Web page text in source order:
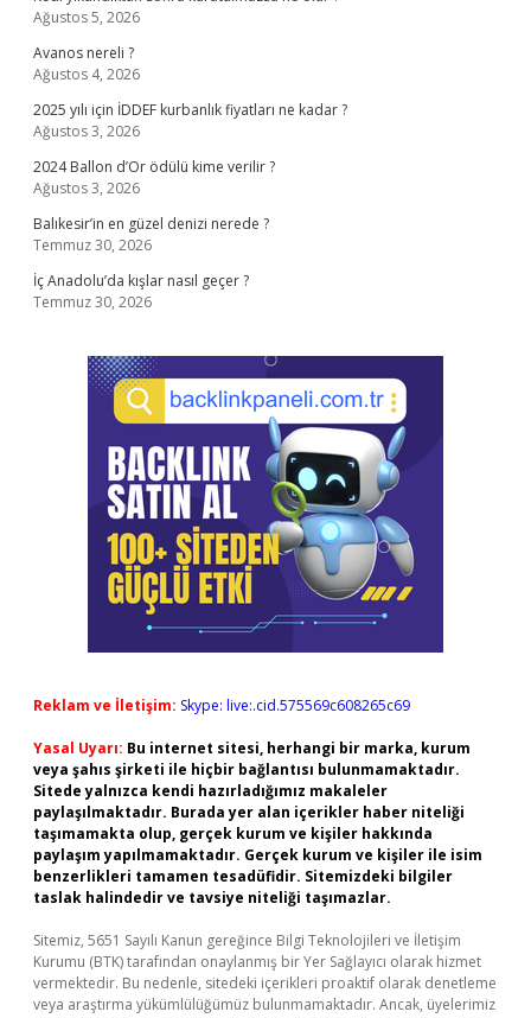
Ağustos 5, 2026
Avanos nereli ?
Ağustos 4, 2026
2025 yılı için İDDEF kurbanlık fiyatları ne kadar ?
Ağustos 3, 2026
2024 Ballon d’Or ödülü kime verilir ?
Ağustos 3, 2026
Balıkesir’in en güzel denizi nerede ?
Temmuz 30, 2026
İç Anadolu’da kışlar nasıl geçer ?
Temmuz 30, 2026
Reklam ve İletişim: Skype: live:.cid.575569c608265c69
Yasal Uyarı: Bu internet sitesi, herhangi bir marka, kurum
veya şahıs şirketi ile hiçbir bağlantısı bulunmamaktadır.
Sitede yalnızca kendi hazırladığımız makaleler
paylaşılmaktadır. Burada yer alan içerikler haber niteliği
taşımamakta olup, gerçek kurum ve kişiler hakkında
paylaşım yapılmamaktadır. Gerçek kurum ve kişiler ile isim
benzerlikleri tamamen tesadüfidir. Sitemizdeki bilgiler
taslak halindedir ve tavsiye niteliği taşımazlar.
Sitemiz, 5651 Sayılı Kanun gereğince Bilgi Teknolojileri ve İletişim
Kurumu (BTK) tarafından onaylanmış bir Yer Sağlayıcı olarak hizmet
vermektedir. Bu nedenle, sitedeki içerikleri proaktif olarak denetleme
veya araştırma yükümlülüğümüz bulunmamaktadır. Ancak, üyelerimiz